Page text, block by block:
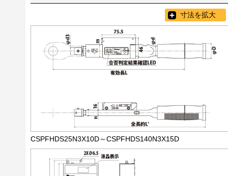
寸法を拡大
CSPFHDS25N3X10D～CSPFHDS140N3X15D